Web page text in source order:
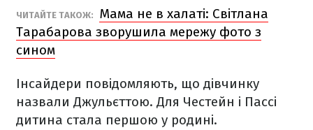
ЧИТАЙТЕ ТАКОЖ:
Мама не в халаті: Світлана
Тарабарова зворушила мережу фото з
сином
Інсайдери повідомляють, що дівчинку
назвали Джульєттою. Для Честейн і Пассі
дитина стала першою у родині.